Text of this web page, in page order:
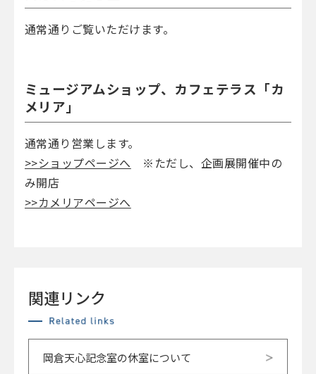
通常通りご覧いただけます。
ミュージアムショップ、カフェテラス「カ
メリア」
通常通り営業します。
>>ショップページへ ※ただし、企画展開催中の
み開店
>>カメリアページへ
関連リンク
岡倉天心記念室の休室について